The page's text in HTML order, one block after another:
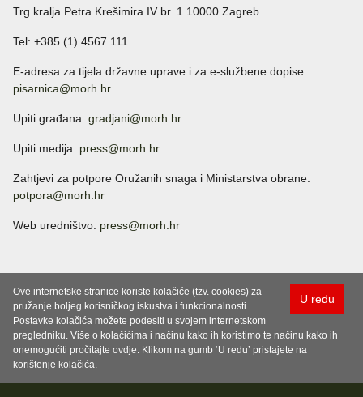
Trg kralja Petra Krešimira IV br. 1 10000 Zagreb
Tel: +385 (1) 4567 111
E-adresa za tijela državne uprave i za e-službene dopise:
pisarnica@morh.hr
Upiti građana: gradjani@morh.hr
Upiti medija: press@morh.hr
Zahtjevi za potpore Oružanih snaga i Ministarstva obrane:
potpora@morh.hr
Web uredništvo: press@morh.hr
U redu
Ove internetske stranice koriste kolačiće (tzv. cookies) za
pružanje boljeg korisničkog iskustva i funkcionalnosti.
Postavke kolačića možete podesiti u svojem internetskom
pregledniku. Više o kolačićima i načinu kako ih koristimo te načinu kako ih
onemogućiti pročitajte ovdje. Klikom na gumb ‘U redu’ pristajete na
korištenje kolačića.